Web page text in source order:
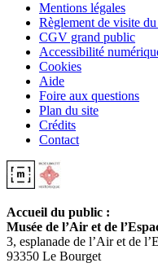
Mentions légales
Règlement de visite
CGV grand public
Accessibilité
Cookies
Aide
Foire aux questions
Plan du site
Crédits
Contact
Accueil du public :
Musée de l’Air et de
3, esplanade de l’Air et de
93350 Le Bourget